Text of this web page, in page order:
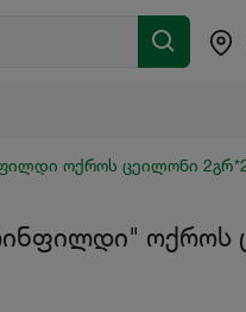
ოქროს ცეილონი
ოქროს